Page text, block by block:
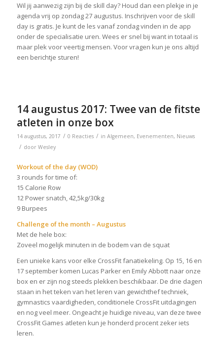
Wil jij aanwezig zijn bij de skill day? Houd dan een plekje in je
agenda vrij op zondag 27 augustus. Inschrijven voor de skill
day is gratis. Je kunt de les vanaf zondag vinden in de app
onder de specialisatie uren. Wees er snel bij want in totaal is
maar plek voor veertig mensen. Voor vragen kun je ons altijd
een berichtje sturen!
14 augustus 2017: Twee van de fitste
atleten in onze box
14 augustus, 2017 / 0 Reacties / in Algemeen, Evenementen, Nieuws
/ door Wesley
Workout of the day (WOD)
3 rounds for time of:
15 Calorie Row
12 Power snatch, 42,5kg/30kg
9 Burpees
Challenge of the month – Augustus
Met de hele box:
Zoveel mogelijk minuten in de bodem van de squat
Een unieke kans voor elke CrossFit fanatiekeling. Op 15, 16 en
17 september komen Lucas Parker en Emily Abbott naar onze
box en er zijn nog steeds plekken beschikbaar. De drie dagen
staan in het teken van het leren van gewichthef techniek,
gymnastics vaardigheden, conditionele CrossFit uitdagingen
en nog veel meer. Ongeacht je huidige niveau, van deze twee
CrossFit Games atleten kun je honderd procent zeker iets
leren.